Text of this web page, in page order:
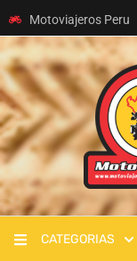
Motoviajeros Peru
CATEGORIAS